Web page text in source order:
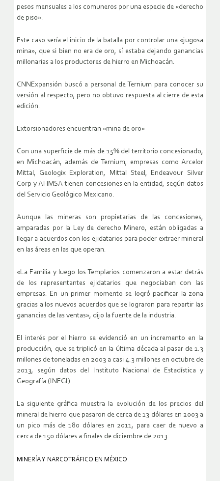
pesos mensuales a los comuneros por una especie de «derecho
de piso».
Este caso sería el inicio de la batalla por controlar una «jugosa
mina», que si bien no era de oro, sí estaba dejando ganancias
millonarias a los productores de hierro en Michoacán.
CNNExpansión buscó a personal de Ternium para conocer su
versión al respecto, pero no obtuvo respuesta al cierre de esta
edición.
Extorsionadores encuentran «mina de oro»
Con una superficie de más de 15% del territorio concesionado,
en Michoacán, además de Ternium, empresas como Arcelor
Mittal, Geologix Exploration, Mittal Steel, Endeavour Silver
Corp y AHMSA tienen concesiones en la entidad, según datos
del Servicio Geológico Mexicano.
Aunque las mineras son propietarias de las concesiones,
amparadas por la Ley de derecho Minero, están obligadas a
llegar a acuerdos con los ejidatarios para poder extraer mineral
en las áreas en las que operan.
«La Familia y luego los Templarios comenzaron a estar detrás
de los representantes ejidatarios que negociaban con las
empresas. En un primer momento se logró pacificar la zona
gracias a los nuevos acuerdos que se lograron para repartir las
ganancias de las ventas», dijo la fuente de la industria.
El interés por el hierro se evidenció en un incremento en la
producción, que se triplicó en la última década al pasar de 1.3
millones de toneladas en 2003 a casi 4.3 millones en octubre de
2013, según datos del Instituto Nacional de Estadística y
Geografía (INEGI).
La siguiente gráfica muestra la evolución de los precios del
mineral de hierro que pasaron de cerca de 13 dólares en 2003 a
un pico más de 180 dólares en 2011, para caer de nuevo a
cerca de 150 dólares a finales de diciembre de 2013.
MINERÍA Y NARCOTRÁFICO EN MÉXICO